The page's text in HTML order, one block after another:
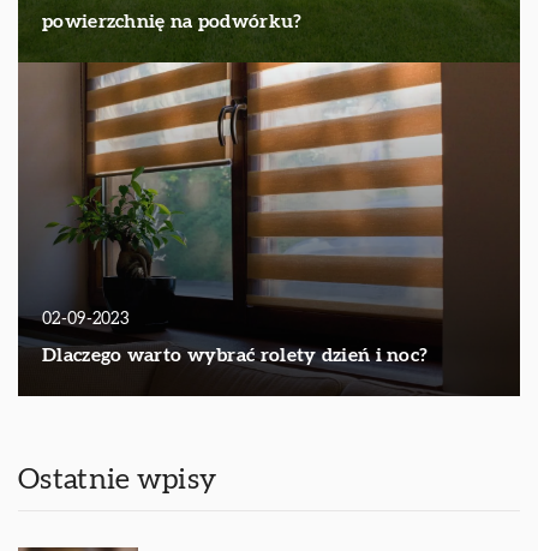
powierzchnię na podwórku?
02-09-2023
Dlaczego warto wybrać rolety dzień i noc?
Ostatnie wpisy